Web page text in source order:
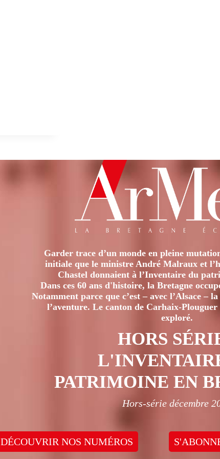
Garder trace d’un monde en pleine
initiale que le ministre André Malraux et
Chastel donnaient à l’Inventaire du
Dans ces 60 ans d'histoire, la Bretagne
Notamment parce que c’est – avec l’Alsace –
l’aventure. Le canton de Carhaix-
exploré.
HORS
PATRIMOINE EN
Hors-série décembre
DÉCOUVRIR NOS NUMÉROS